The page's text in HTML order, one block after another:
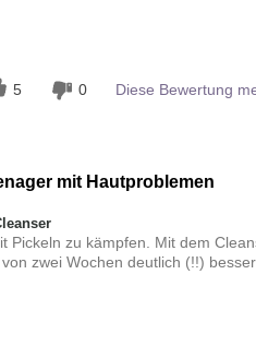
5 0 Diese Bewertung
mit Hautproblemen
Pickeln zu kämpfen. Mit dem
zwei Wochen deutlich (!!)